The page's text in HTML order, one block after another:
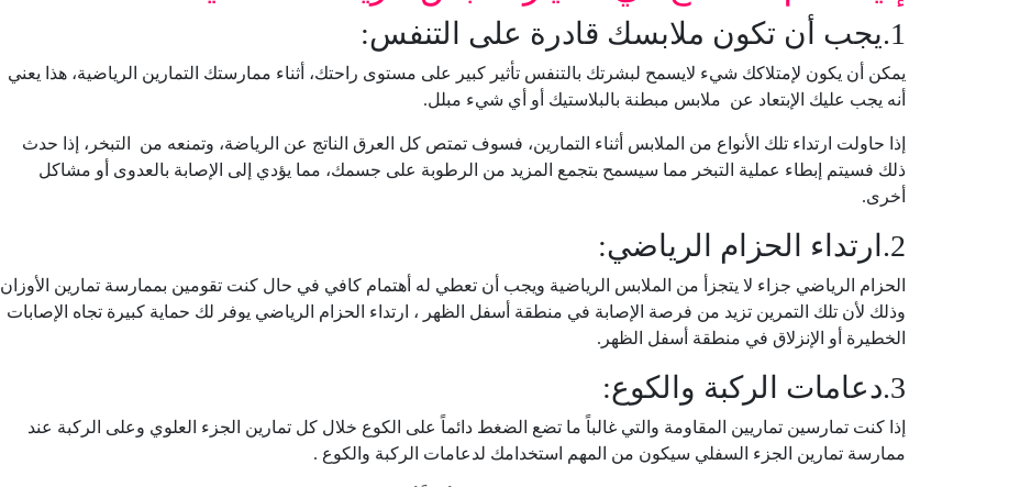
1.يجب أن تكون ملابسك قادرة على التنفس:
يمكن أن يكون لإمتلاكك شيء لايسمح لبشرتك بالتنفس تأثير كبير على مستوى راحتك، أثناء ممارستك التمارين الرياضية، هذا يعني
أنه يجب عليك الإبتعاد عن ملابس مبطنة بالبلاستيك أو أي شيء مبلل.
إذا حاولت ارتداء تلك الأنواع من الملابس أثناء التمارين، فسوف تمتص كل العرق الناتج عن الرياضة، وتمنعه من التبخر، إذا حدث
ذلك فسيتم إبطاء عملية التبخر مما سيسمح بتجمع المزيد من الرطوبة على جسمك، مما يؤدي إلى الإصابة بالعدوى أو مشاكل
أخرى.
2.ارتداء الحزام الرياضي:
الحزام الرياضي جزاء لا يتجزأ من الملابس الرياضية ويجب أن تعطي له أهتمام كافي في حال كنت تقومين بممارسة تمارين الأوزان
وذلك لأن تلك التمرين تزيد من فرصة الإصابة في منطقة أسفل الظهر ، ارتداء الحزام الرياضي يوفر لك حماية كبيرة تجاه الإصابات
الخطيرة أو الإنزلاق في منطقة أسفل الظهر.
3.دعامات الركبة والكوع:
إذا كنت تمارسين تماريين المقاومة والتي غالباً ما تضع الضغط دائماً على الكوع خلال كل تمارين الجزء العلوي وعلى الركبة عند
ممارسة تمارين الجزء السفلي سيكون من المهم استخدامك لدعامات الركبة والكوع .